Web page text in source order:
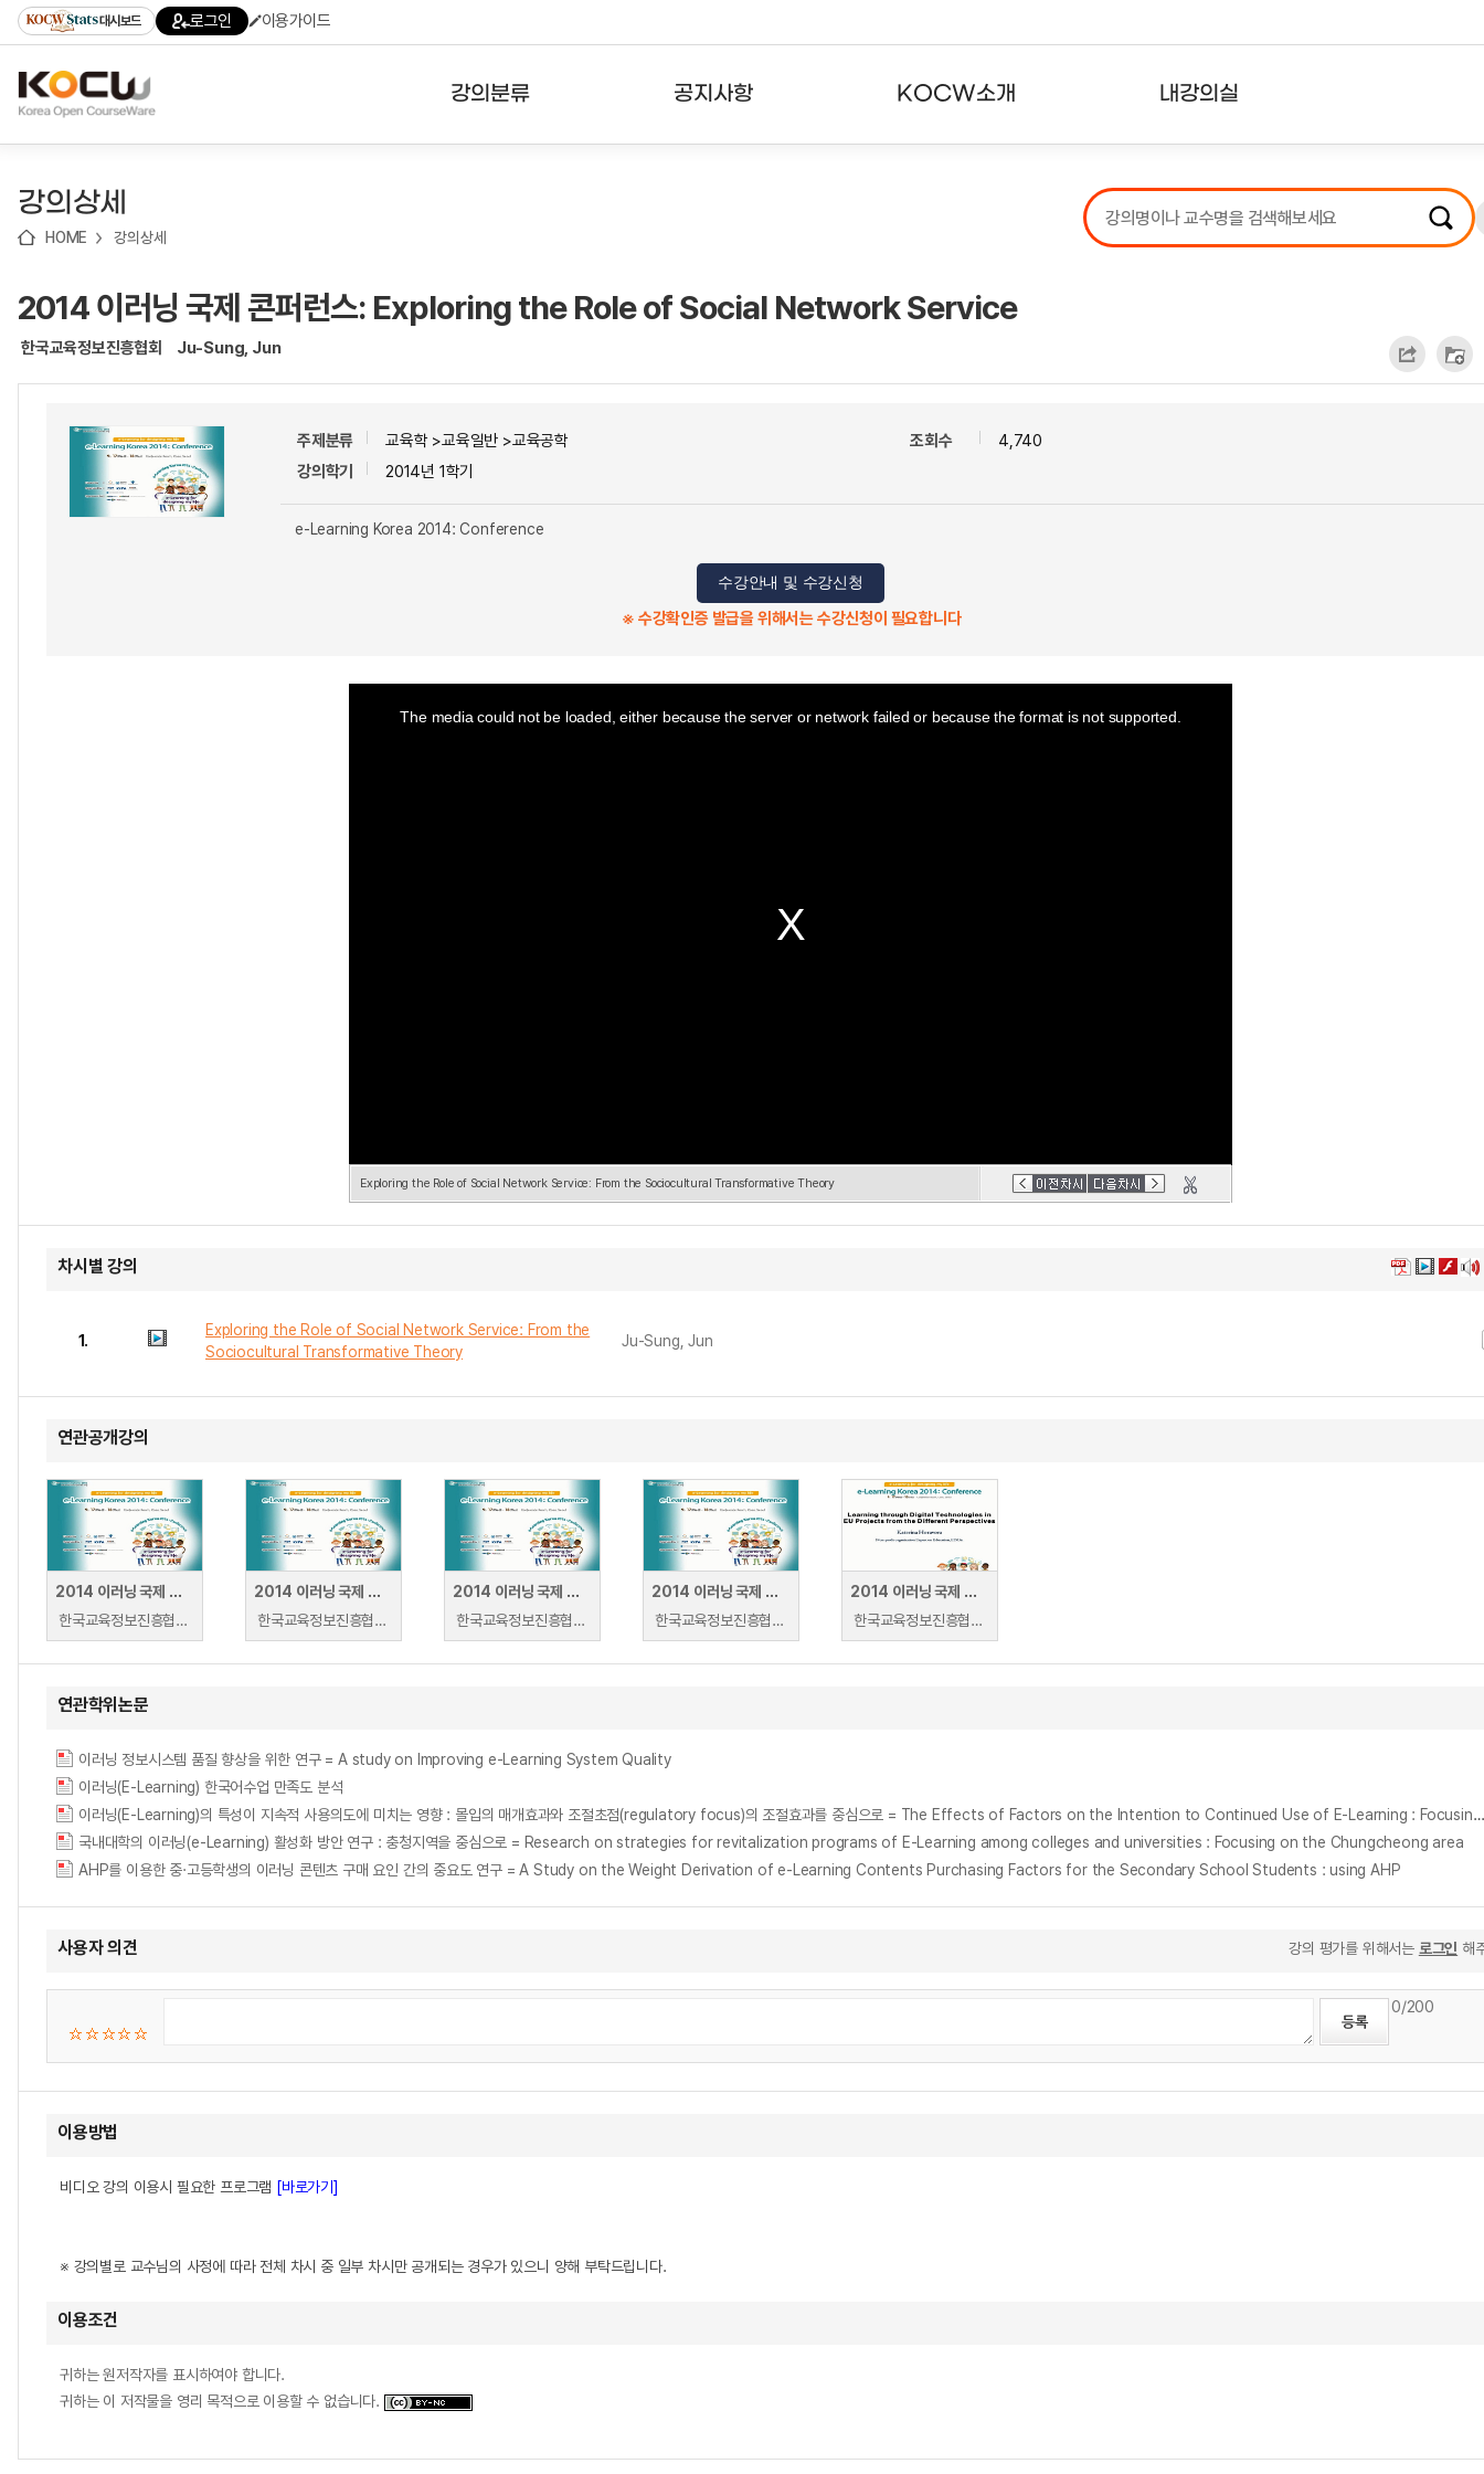
기
기
기
content)
가
대시보드 로그인 이용가이드
강의분류
테마강의
공지사항
서비스도움말
KOCW소개 내강의실
강의리스트
수강확인증강의
강의상세
HOME 강의상세
2014 이러닝 국제 콘퍼런스: Exploring the Role of Social Network Service
한국교육정보진흥협회 Ju-Sung, Jun
주제분류
교육학 >교육일반 >교육공학
강의학기
2014년 1학기
조회수 4,740
e-Learning Korea 2014: Conference
수강안내 및 수강신청
※ 수강확인증 발급을 위해서는 수강신청이 필요합니다
The media could not be loaded, either because the server or network failed or because the format is not supported.
Exploring the Role of Social Network Service: From the Sociocultural Transformative Theory
차시별 강의
1.
Exploring the Role of Social Network Service: From the
Sociocultural Transformative Theory
Ju-Sung, Jun
연관공개강의
2014 이러닝 국제 콘퍼런스 : Developing the PETAL e-Learning Platform~
한국교육정보진흥협회 | Vincent Tam
2014 이러닝 국제 콘퍼런스: Analysis of e-Learning Program Management for Adults in Korea
한국교육정보진흥협회 | Don-Min, Choi
2014 이러닝 국제 콘퍼런스 : E-Learning: Designing Classroom with Teacher~
한국교육정보진흥협회 | Kyung-Hoon, Kim
2014 이러닝 국제 콘퍼런스 : Understand Seniors’ Motivation in e-Learning through
한국교육정보진흥협회 | Thomas Kuan
2014 이러닝 국제 콘퍼런스 : Learning through Digital Technologies in EU~
한국교육정보진흥협회 | Katerina Horavova
연관학위논문
이러닝 정보시스템 품질 향상을 위한 연구 = A study on Improving e-Learning System Quality
이러닝(E-Learning) 한국어수업 만족도 분석
이러닝(E-Learning)의 특성이 지속적 사용의도에 미치는 영향 : 몰입의 매개효과와 조절초점(regulatory focus)의 조절효과를 중심으로 = The Effects of Factors on the Intention to Continued Use of E-Learning : Focusing on the mediating effect of immersion and the moderating effect of regulatory focus
국내대학의 이러닝(e-Learning) 활성화 방안 연구 : 충청지역을 중심으로 = Research on strategies for revitalization programs of E-Learning among colleges and universities : Focusing on the Chungcheong area
AHP를 이용한 중·고등학생의 이러닝 콘텐츠 구매 요인 간의 중요도 연구 = A Study on the Weight Derivation of e-Learning Contents Purchasing Factors for the Secondary School Students : using AHP
사용자 의견 강의 평가를 위해서는 로그인 해
0/200
이용방법
비디오 강의 이용시 필요한 프로그램 [바로가기]
※ 강의별로 교수님의 사정에 따라 전체 차시 중 일부 차시만 공개되는 경우가 있으니 양해 부탁드립니다.
이용조건
귀하는 원저작자를 표시하여야 합니다.
귀하는 이 저작물을 영리 목적으로 이용할 수 없습니다.